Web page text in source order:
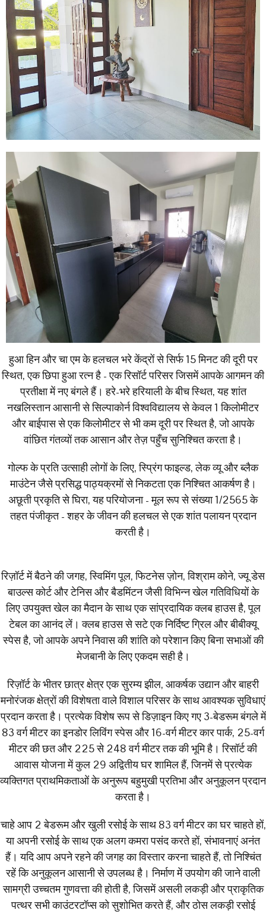
हुआ हिन और चा एम के हलचल भरे केंद्रों से सिर्फ 15 मिनट की दूरी पर
स्थित, एक छिपा हुआ रत्न है - एक रिसॉर्ट परिसर जिसमें आपके आगमन की
प्रतीक्षा में नए बंगले हैं। हरे-भरे हरियाली के बीच स्थित, यह शांत
नखलिस्तान आसानी से सिल्पाकोर्न विश्वविद्यालय से केवल 1 किलोमीटर
और बाईपास से एक किलोमीटर से भी कम दूरी पर स्थित है, जो आपके
वांछित गंतव्यों तक आसान और तेज़ पहुँच सुनिश्चित करता है।
गोल्फ के प्रति उत्साही लोगों के लिए, स्प्रिंग फाइल्ड, लेक व्यू और ब्लैक
माउंटेन जैसे प्रसिद्ध पाठ्यक्रमों से निकटता एक निश्चित आकर्षण है।
अछूती प्रकृति से घिरा, यह परियोजना - मूल रूप से संख्या 1/2565 के
तहत पंजीकृत - शहर के जीवन की हलचल से एक शांत पलायन प्रदान
करती है।
रिज़ॉर्ट में बैठने की जगह, स्विमिंग पूल, फिटनेस ज़ोन, विश्राम कोने, ज्यू डेस
बाउल्स कोर्ट और टेनिस और बैडमिंटन जैसी विभिन्न खेल गतिविधियों के
लिए उपयुक्त खेल का मैदान के साथ एक सांप्रदायिक क्लब हाउस है, पूल
टेबल का आनंद लें। क्लब हाउस से सटे एक निर्दिष्ट ग्रिल और बीबीक्यू
स्पेस है, जो आपके अपने निवास की शांति को परेशान किए बिना सभाओं की
मेजबानी के लिए एकदम सही है।
रिज़ॉर्ट के भीतर छात्र क्षेत्र एक सुरम्य झील, आकर्षक उद्यान और बाहरी
मनोरंजक क्षेत्रों की विशेषता वाले विशाल परिसर के साथ आवश्यक सुविधाएं
प्रदान करता है। प्रत्येक विशेष रूप से डिज़ाइन किए गए 3-बेडरूम बंगले में
83 वर्ग मीटर का इनडोर लिविंग स्पेस और 16-वर्ग मीटर कार पार्क, 25-वर्ग
मीटर की छत और 225 से 248 वर्ग मीटर तक की भूमि है। रिसॉर्ट की
आवास योजना में कुल 29 अद्वितीय घर शामिल हैं, जिनमें से प्रत्येक
व्यक्तिगत प्राथमिकताओं के अनुरूप बहुमुखी प्रतिभा और अनुकूलन प्रदान
करता है।
चाहे आप 2 बेडरूम और खुली रसोई के साथ 83 वर्ग मीटर का घर चाहते हों,
या अपनी रसोई के साथ एक अलग कमरा पसंद करते हों, संभावनाएं अनंत
हैं। यदि आप अपने रहने की जगह का विस्तार करना चाहते हैं, तो निश्चिंत
रहें कि अनुकूलन आसानी से उपलब्ध है। निर्माण में उपयोग की जाने वाली
सामग्री उच्चतम गुणवत्ता की होती है, जिसमें असली लकड़ी और प्राकृतिक
पत्थर सभी काउंटरटॉप्स को सुशोभित करते हैं, और ठोस लकड़ी रसोई